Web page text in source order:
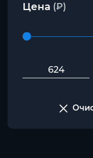
Цена (₽)